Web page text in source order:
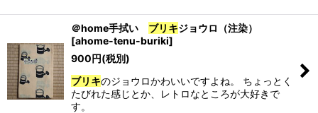
＠home手拭い ブリキジョウロ（注染）
[ahome-tenu-buriki]
900円(税別)
ブリキのジョウロかわいいですよね。 ちょっとく
たびれた感じとか、レトロなところが大好きで
す。